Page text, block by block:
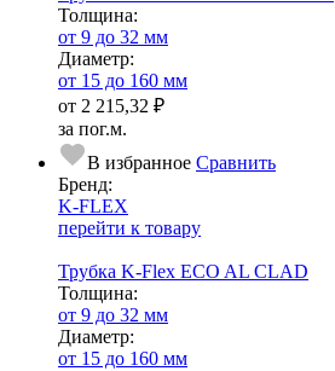
Тол­щи­на:
от 9 до 32 мм
Диаметр:
от 15 до 160 мм
от 2 215,32 ₽
за пог.м.
В избранное Сравнить
Бренд:
K-FLEX
перейти к товару
Трубка K-Flex ECO AL CLAD
Тол­щи­на:
от 9 до 32 мм
Диаметр:
от 15 до 160 мм